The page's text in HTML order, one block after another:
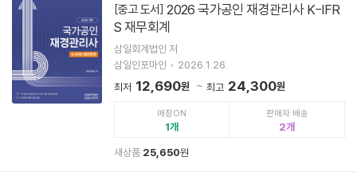
[중고 도서] 2026 국가공인 재경관리사 K-IFR
S 재무회계
삼일회계법인 저
삼일인포마인
2026.1.26.
최저 12,690원 최고 24,300원
매장ON
1
판매자 배송
2
새상품 25,650원